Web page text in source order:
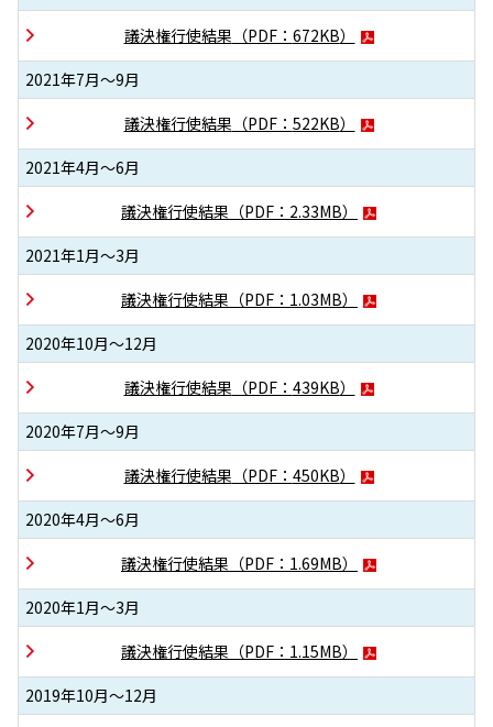
議決権行使結果 （PDF： 672KB）
2021年7月～9月
議決権行使結果 （PDF： 522KB）
2021年4月～6月
議決権行使結果 （PDF： 2.33MB）
2021年1月～3月
議決権行使結果 （PDF： 1.03MB）
2020年10月～12月
議決権行使結果 （PDF： 439KB）
2020年7月～9月
議決権行使結果 （PDF： 450KB）
2020年4月～6月
議決権行使結果 （PDF： 1.69MB）
2020年1月～3月
議決権行使結果 （PDF： 1.15MB）
2019年10月～12月